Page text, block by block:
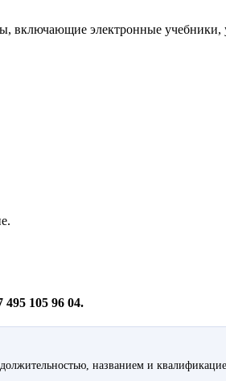
включающие электронные учебники,
495 105 96 04.
названием и